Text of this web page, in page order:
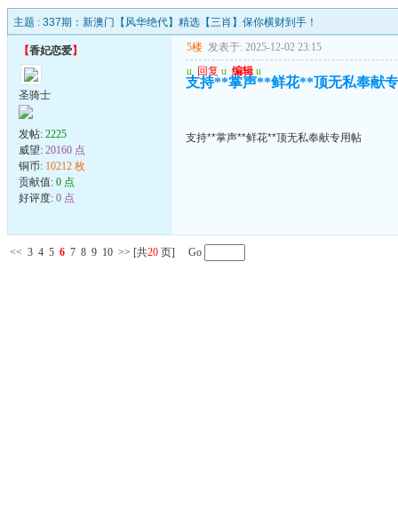
主题 : 337期：新澳门【风华绝代】精选【三肖】保你横财到手！
【香妃恋爱】
圣骑士
发帖: 2225
威望: 20160 点
铜币: 10212 枚
贡献值: 0 点
好评度: 0 点
5楼 发表于: 2025-12-02 23:15
u 回复 u 编辑 u
支持**掌声**鲜花**顶无私奉献
支持**掌声**鲜花**顶无私奉献专用帖
<< 3 4 5 6 7 8 9 10 >> [共20 页] Go